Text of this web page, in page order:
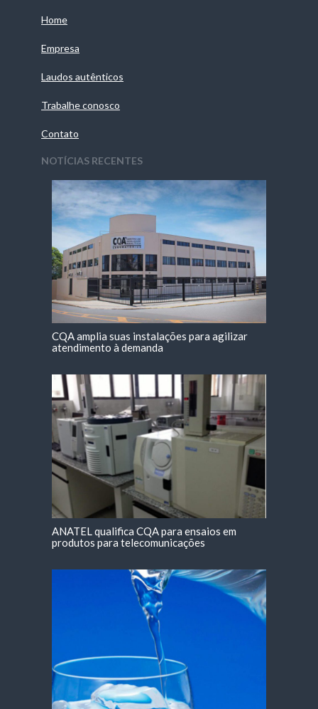
Home
Empresa
Laudos autênticos
Trabalhe conosco
Contato
NOTÍCIAS RECENTES
CQA amplia suas instalações para agilizar
atendimento à demanda
ANATEL qualifica CQA para ensaios em
produtos para telecomunicações